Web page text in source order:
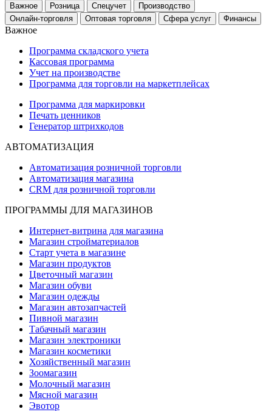
Важное Розница Спецучет
Производство
Онлайн-торговля
Оптовая торговля Сфера услуг Финансы
Важное
Программа складского учета
Кассовая программа
Учет на производстве
Программа для торговли на маркетплейсах
Программа для маркировки
Печать ценников
Генератор штрихкодов
АВТОМАТИЗАЦИЯ
Автоматизация розничной торговли
Автоматизация магазина
CRM для розничной торговли
ПРОГРАММЫ ДЛЯ МАГАЗИНОВ
Интернет-витрина для магазина
Магазин стройматериалов
Старт учета в магазине
Магазин продуктов
Цветочный магазин
Магазин обуви
Магазин одежды
Магазин автозапчастей
Пивной магазин
Табачный магазин
Магазин электроники
Магазин косметики
Хозяйственный магазин
Зоомагазин
Молочный магазин
Мясной магазин
Эвотор